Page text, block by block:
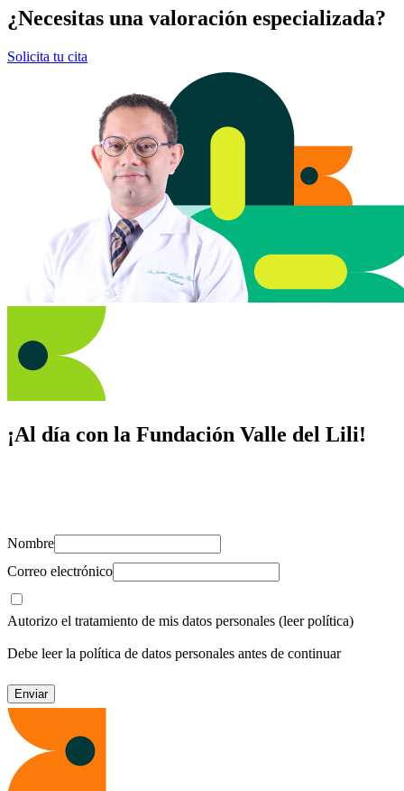
¿Necesitas una valoración especializada?
Solicita tu cita
¡Al día con la Fundación Valle del Lili!
Nombre
Correo electrónico
Autorizo el tratamiento de mis datos personales (leer política)
Debe leer la política de datos personales antes de continuar